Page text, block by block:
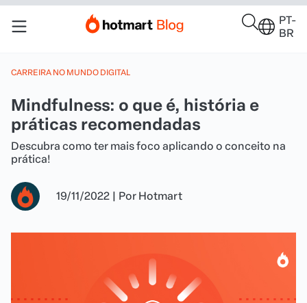
PT-
BR
CARREIRA NO MUNDO DIGITAL
Mindfulness: o que é, história e
práticas recomendadas
Descubra como ter mais foco aplicando o conceito na
prática!
19/11/2022 | Por Hotmart